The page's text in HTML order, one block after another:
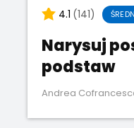
4.1 (141)
Narysuj
podstaw
Andrea